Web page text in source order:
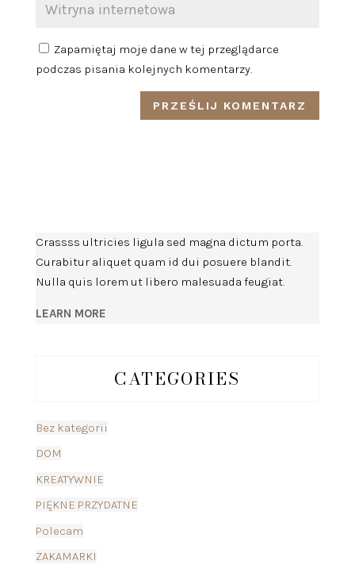
Zapamiętaj moje dane w tej przeglądarce
podczas pisania kolejnych komentarzy.
Crassss ultricies ligula sed magna dictum porta.
Curabitur aliquet quam id dui posuere blandit.
Nulla quis lorem ut libero malesuada feugiat.
LEARN MORE
CATEGORIES
Bez kategorii
DOM
KREATYWNIE
PIĘKNE PRZYDATNE
Polecam
ZAKAMARKI